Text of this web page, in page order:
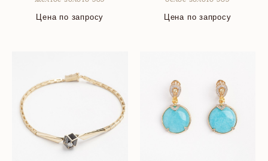
Цена по запросу Цена по запросу